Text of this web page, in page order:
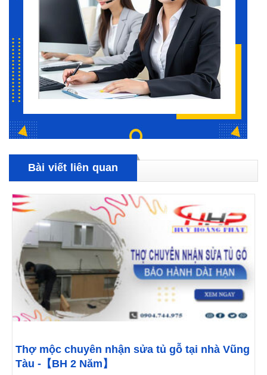
Bài viết liên quan
Thợ mộc chuyên nhận sửa tủ gỗ tại nhà Vũng
Tàu -【BH 2 Năm】